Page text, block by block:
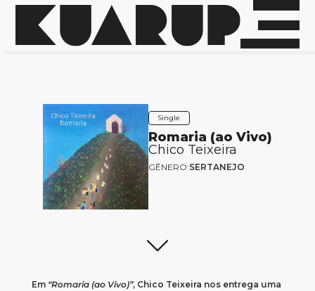
Single
Romaria (ao Vivo)
Chico Teixeira
GÊNERO:SERTANEJO
Em “Romaria (ao Vivo)”, Chico Teixeira nos entrega uma